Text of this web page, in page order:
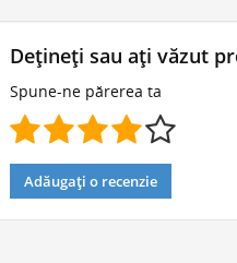
Dețineți sau ați văzut
Spune-ne părerea ta
Adăugați o recenzie